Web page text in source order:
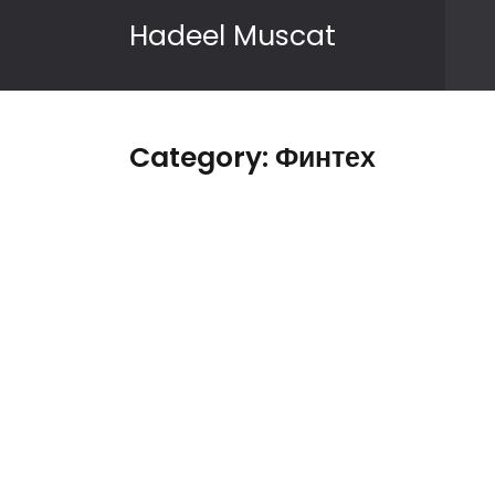
Hadeel Muscat
Category: Финтех